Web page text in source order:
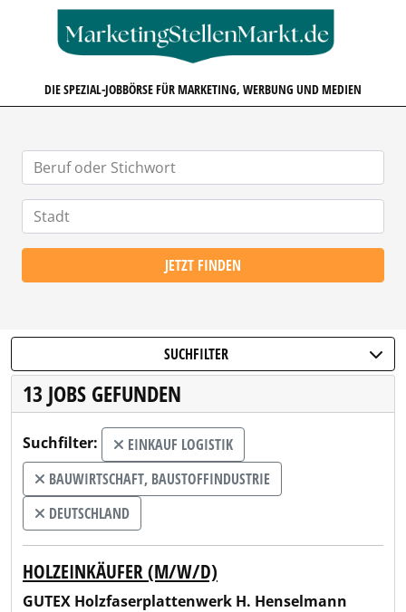
DIE SPEZIAL-JOBBÖRSE FÜR MARKETING, WERBUNG UND MEDIEN
JETZT FINDEN
SUCHFILTER
13 JOBS GEFUNDEN
Suchfilter:
EINKAUF LOGISTIK
BAUWIRTSCHAFT, BAUSTOFFINDUSTRIE
DEUTSCHLAND
HOLZEINKÄUFER (M/W/D)
GUTEX Holzfaserplattenwerk H. Henselmann